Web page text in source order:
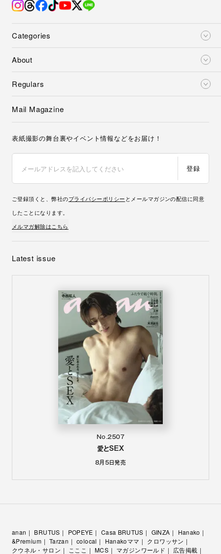
Categories
About
Regulars
Mail Magazine
表紙撮影の舞台裏やイベント情報などをお届け！
登録
ご登録頂くと、弊社のプライバシーポリシー とメールマガジンの配信に同意
したことになります。
メルマガ解除はこちら
Latest issue
No.2507
愛とSEX
8月5日発売
anan BRUTUS POPEYE Casa BRUTUS GINZA
Hanako
&Premium
Tarzan colocal Hanakoママ
クロワッサン
クウネル・サロン
こここ MCS マガジンワールド 広告掲載